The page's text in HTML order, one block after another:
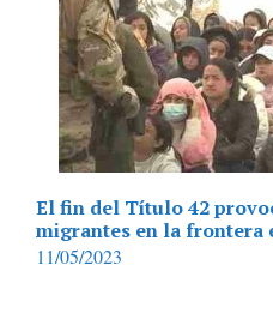
El fin del Título 42
migrantes en la frontera
11/05/2023